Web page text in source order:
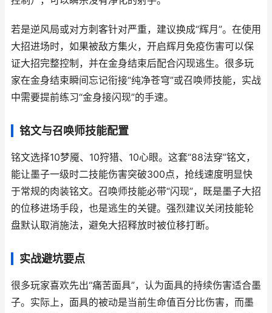
若是逆风局或对方刺客针对严重，建议换成“辉月”。在使用
大招进场时，如果被敌方集火，开启辉月免疫伤害可以保
证大招完整控制，并在金身结束后配合闪现逃生。很多玩
家在金身结束瞬间忘记衔接“纯净苍穹”或召唤师技能，实战
中需要提前练习“金身接闪现”的手速。
铭文与召唤师技能配置
铭文选择10梦魇、10狩猎、10心眼。这套“88法穿”铭文，
能让墨子一级时二技能伤害突破300点，抢线速度明显快
于常规的肉装铭文。召唤师技能必带“闪现”，既是墨子大招
的位移进场手段，也是逃生的关键。强烈建议关闭技能轮
盘默认取消施法，避免大招释放时被位移打断。
实战避坑要点
很多玩家喜欢先出“痛苦面具”，认为面具的持续伤害适合墨
子。实际上，面具的被动是当前生命值百分比伤害，而墨